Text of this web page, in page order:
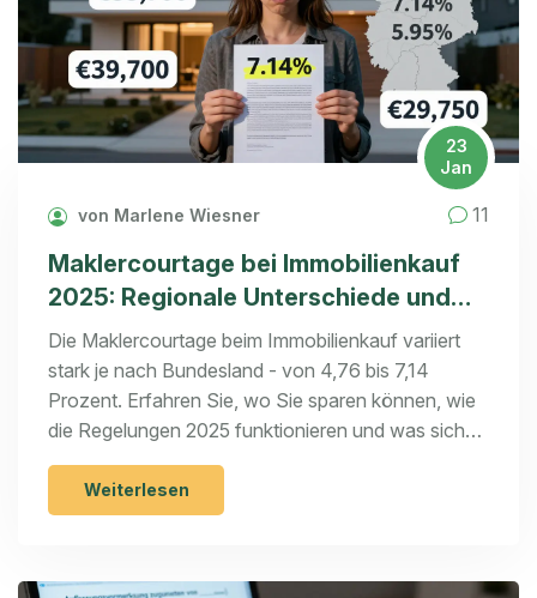
23
Jan
von Marlene Wiesner 11
Maklercourtage bei Immobilienkauf
2025: Regionale Unterschiede und
was Sie sparen können
Die Maklercourtage beim Immobilienkauf variiert
stark je nach Bundesland - von 4,76 bis 7,14
Prozent. Erfahren Sie, wo Sie sparen können, wie
die Regelungen 2025 funktionieren und was sich
bis 2027 ändern wird.
Weiterlesen